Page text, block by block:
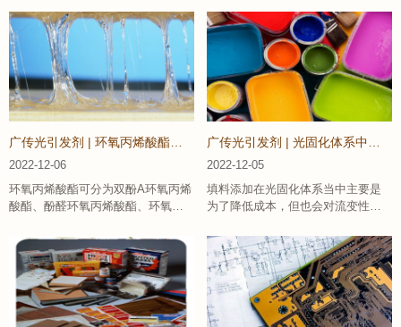
2022-12-06
环氧丙烯酸酯可分为双酚A环氧丙烯
酸酯、酚醛环氧丙烯酸酯、环氧化
2022-12-05
填料添加在光固化体系当中主要是
为了降低成本，但也会对流变性及